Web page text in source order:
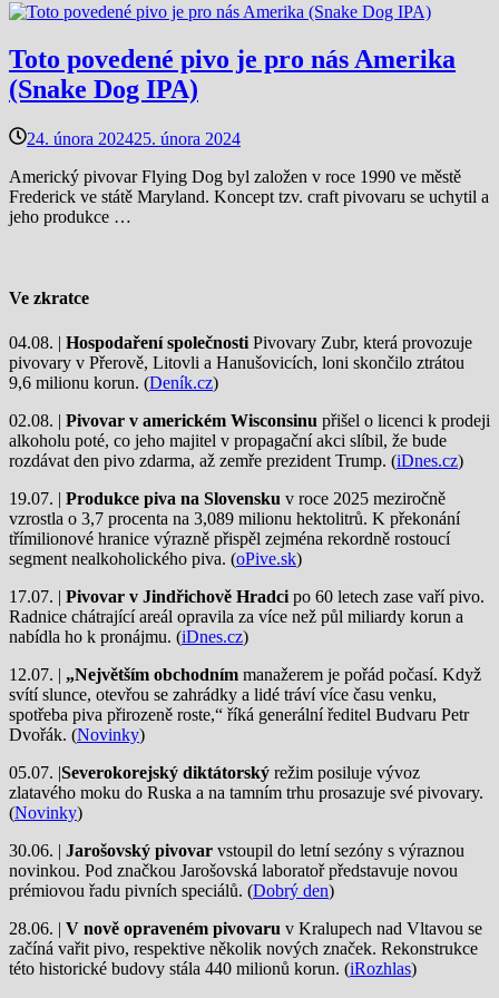
Toto povedené pivo je pro nás Amerika
(Snake Dog IPA)
24. února 202425. února 2024
Americký pivovar Flying Dog byl založen v roce 1990 ve městě
Frederick ve státě Maryland. Koncept tzv. craft pivovaru se uchytil a
jeho produkce …
Ve zkratce
04.08. | Hospodaření společnosti Pivovary Zubr, která provozuje
pivovary v Přerově, Litovli a Hanušovicích, loni skončilo ztrátou
9,6 milionu korun. (Deník.cz)
02.08. | Pivovar v americkém Wisconsinu přišel o licenci k prodeji
alkoholu poté, co jeho majitel v propagační akci slíbil, že bude
rozdávat den pivo zdarma, až zemře prezident Trump. (iDnes.cz)
19.07. | Produkce piva na Slovensku v roce 2025 meziročně
vzrostla o 3,7 procenta na 3,089 milionu hektolitrů. K překonání
třímilionové hranice výrazně přispěl zejména rekordně rostoucí
segment nealkoholického piva. (oPive.sk)
17.07. | Pivovar v Jindřichově Hradci po 60 letech zase vaří pivo.
Radnice chátrající areál opravila za více než půl miliardy korun a
nabídla ho k pronájmu. (iDnes.cz)
12.07. | „Největším obchodním manažerem je pořád počasí. Když
svítí slunce, otevřou se zahrádky a lidé tráví více času venku,
spotřeba piva přirozeně roste,“ říká generální ředitel Budvaru Petr
Dvořák. (Novinky)
05.07. |Severokorejský diktátorský režim posiluje vývoz
zlatavého moku do Ruska a na tamním trhu prosazuje své pivovary.
(Novinky)
30.06. | Jarošovský pivovar vstoupil do letní sezóny s výraznou
novinkou. Pod značkou Jarošovská laboratoř představuje novou
prémiovou řadu pivních speciálů. (Dobrý den)
28.06. | V nově opraveném pivovaru v Kralupech nad Vltavou se
začíná vařit pivo, respektive několik nových značek. Rekonstrukce
této historické budovy stála 440 milionů korun. (iRozhlas)